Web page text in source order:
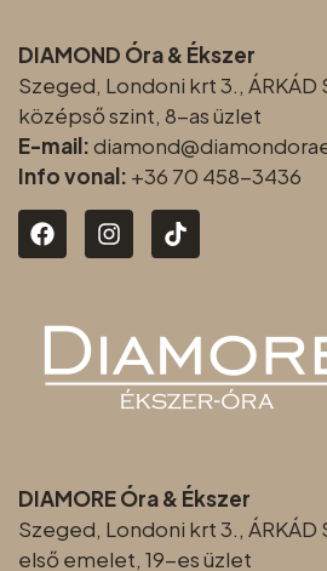
DIAMOND Óra & Ékszer
Szeged, Londoni krt 3., ÁRKÁD
középső szint, 8-as üzlet
E-mail:
Info vonal: +36 70 458-3436
DIAMORE Óra & Ékszer
Szeged, Londoni krt 3., ÁRKÁD
első emelet, 19-es üzlet